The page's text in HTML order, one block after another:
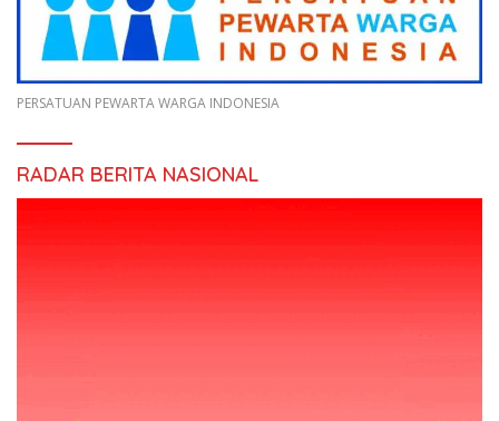
PERSATUAN PEWARTA WARGA INDONESIA
RADAR BERITA NASIONAL